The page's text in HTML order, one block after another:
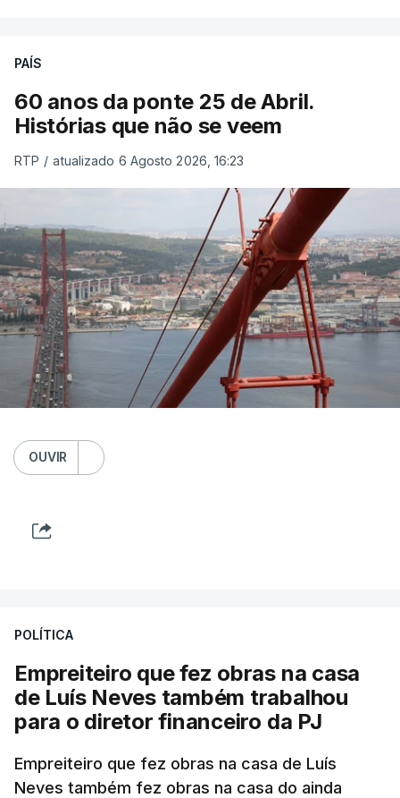
PAÍS
60 anos da ponte 25 de Abril.
Histórias que não se veem
RTP / atualizado 6 Agosto 2026, 16:23
OUVIR
POLÍTICA
Empreiteiro que fez obras na casa
de Luís Neves também trabalhou
para o diretor financeiro da PJ
Empreiteiro que fez obras na casa de Luís
Neves também fez obras na casa do ainda